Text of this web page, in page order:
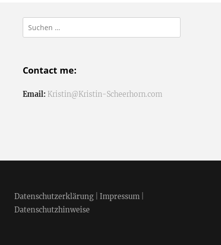
Suchen
nach:
Contact me:
Email: Kristin@Kristin-Scheerhorn.com
Datenschutzerklärung| Impressum|
Datenschutzhinweise